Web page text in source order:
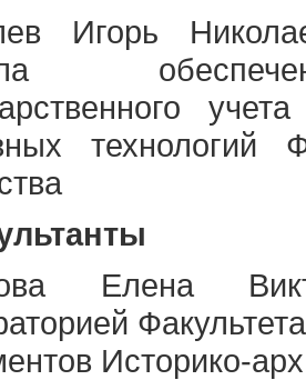
Игорь
технологий
Елена
Историко-